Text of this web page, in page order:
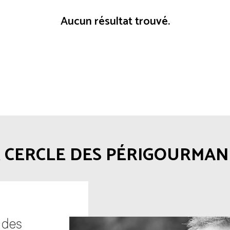
Aucun résultat trouvé.
DES